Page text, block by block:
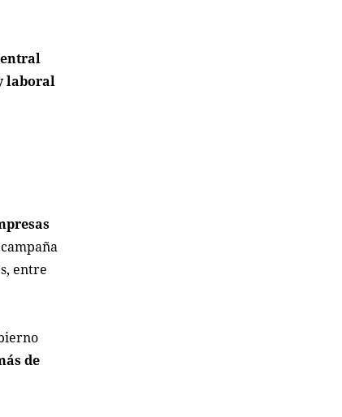
laboral
entre
de